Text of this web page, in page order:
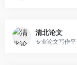
清北论文